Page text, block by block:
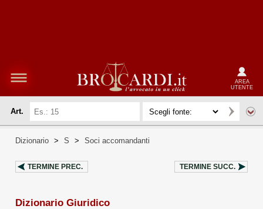
AREA
UTENTE
Art.
Dizionario > S > Soci accomandanti
TERMINE PREC. TERMINE SUCC.
Dizionario Giuridico